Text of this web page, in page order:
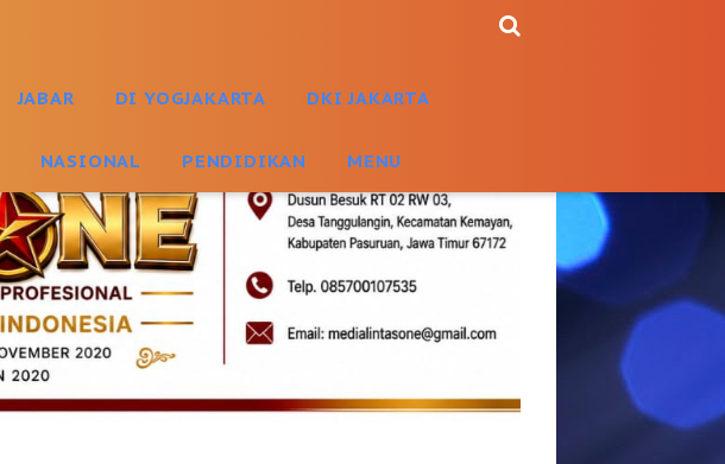
JABAR DI YOGJAKARTA DKI JAKARTA
NASIONAL PENDIDIKAN MENU